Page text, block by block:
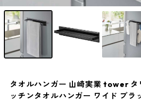
タオルハンガー 山崎実業 tower タ
ッチンタオルハンガー ワイド ブラ